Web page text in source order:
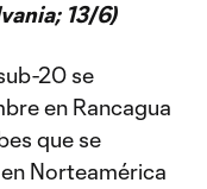
13/6)
20 se
en Rancagua
que se
Norteamérica